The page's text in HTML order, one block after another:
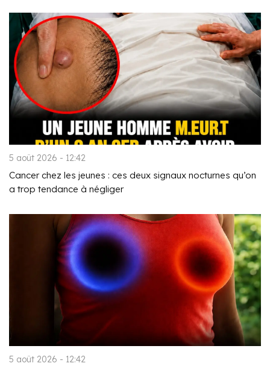
5 août 2026 - 12:42
Cancer chez les jeunes : ces deux signaux nocturnes qu’on
a trop tendance à négliger
5 août 2026 - 12:42